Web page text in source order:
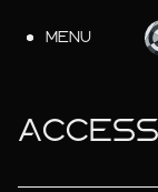
MENU
ACCESS